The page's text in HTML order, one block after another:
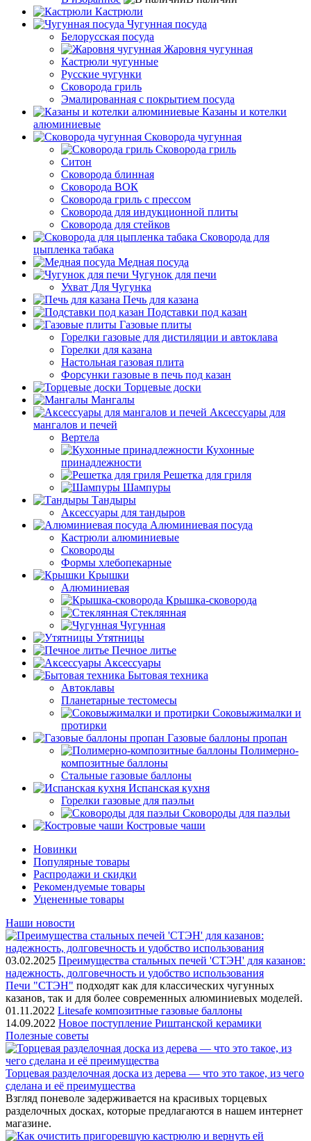
Кастрюли
Чугунная посуда
Белорусская посуда
Жаровня чугунная
Кастрюли чугунные
Русские чугунки
Сковорода гриль
Эмалированная с покрытием посуда
Казаны и котелки
алюминиевые
Сковорода чугунная
Сковорода гриль
Ситон
Сковорода блинная
Сковорода ВОК
Сковорода гриль с прессом
Сковорода для индукционной плиты
Сковорода для стейков
Сковорода для
цыпленка табака
Медная посуда
Чугунок для печи
Ухват Для Чугунка
Печь для казана
Подставки под казан
Газовые плиты
Горелки газовые для дистиляции и автоклава
Горелки для казана
Настольная газовая плита
Форсунки газовые в печь под казан
Торцевые доски
Мангалы
Аксессуары для
мангалов и печей
Вертела
Кухонные
принадлежности
Решетка для гриля
Шампуры
Тандыры
Аксессуары для тандыров
Алюминиевая посуда
Кастрюли алюминиевые
Сковороды
Формы хлебопекарные
Крышки
Алюминиевая
Крышка-сковорода
Стеклянная
Чугунная
Утятницы
Печное литье
Аксессуары
Бытовая техника
Автоклавы
Планетарные тестомесы
Соковыжималки и
протирки
Газовые баллоны пропан
Полимерно-
композитные баллоны
Стальные газовые баллоны
Испанская кухня
Горелки газовые для паэльи
Сковороды для паэльи
Костровые чаши
Новинки
Популярные товары
Распродажи и скидки
Рекомендуемые товары
Уцененные товары
Наши новости
03.02.2025 Преимущества стальных печей 'СТЭН' для казанов:
надежность, долговечность и удобство использования
Печи "СТЭН" подходят как для классических чугунных
казанов, так и для более современных алюминиевых моделей.
01.11.2022 Litesafe композитные газовые баллоны
14.09.2022 Новое поступление Риштанской керамики
Полезные советы
Торцевая разделочная доска из дерева — что это такое, из чего
сделана и её преимущества
Взгляд поневоле задерживается на красивых торцевых
разделочных досках, которые предлагаются в нашем интернет
магазине.